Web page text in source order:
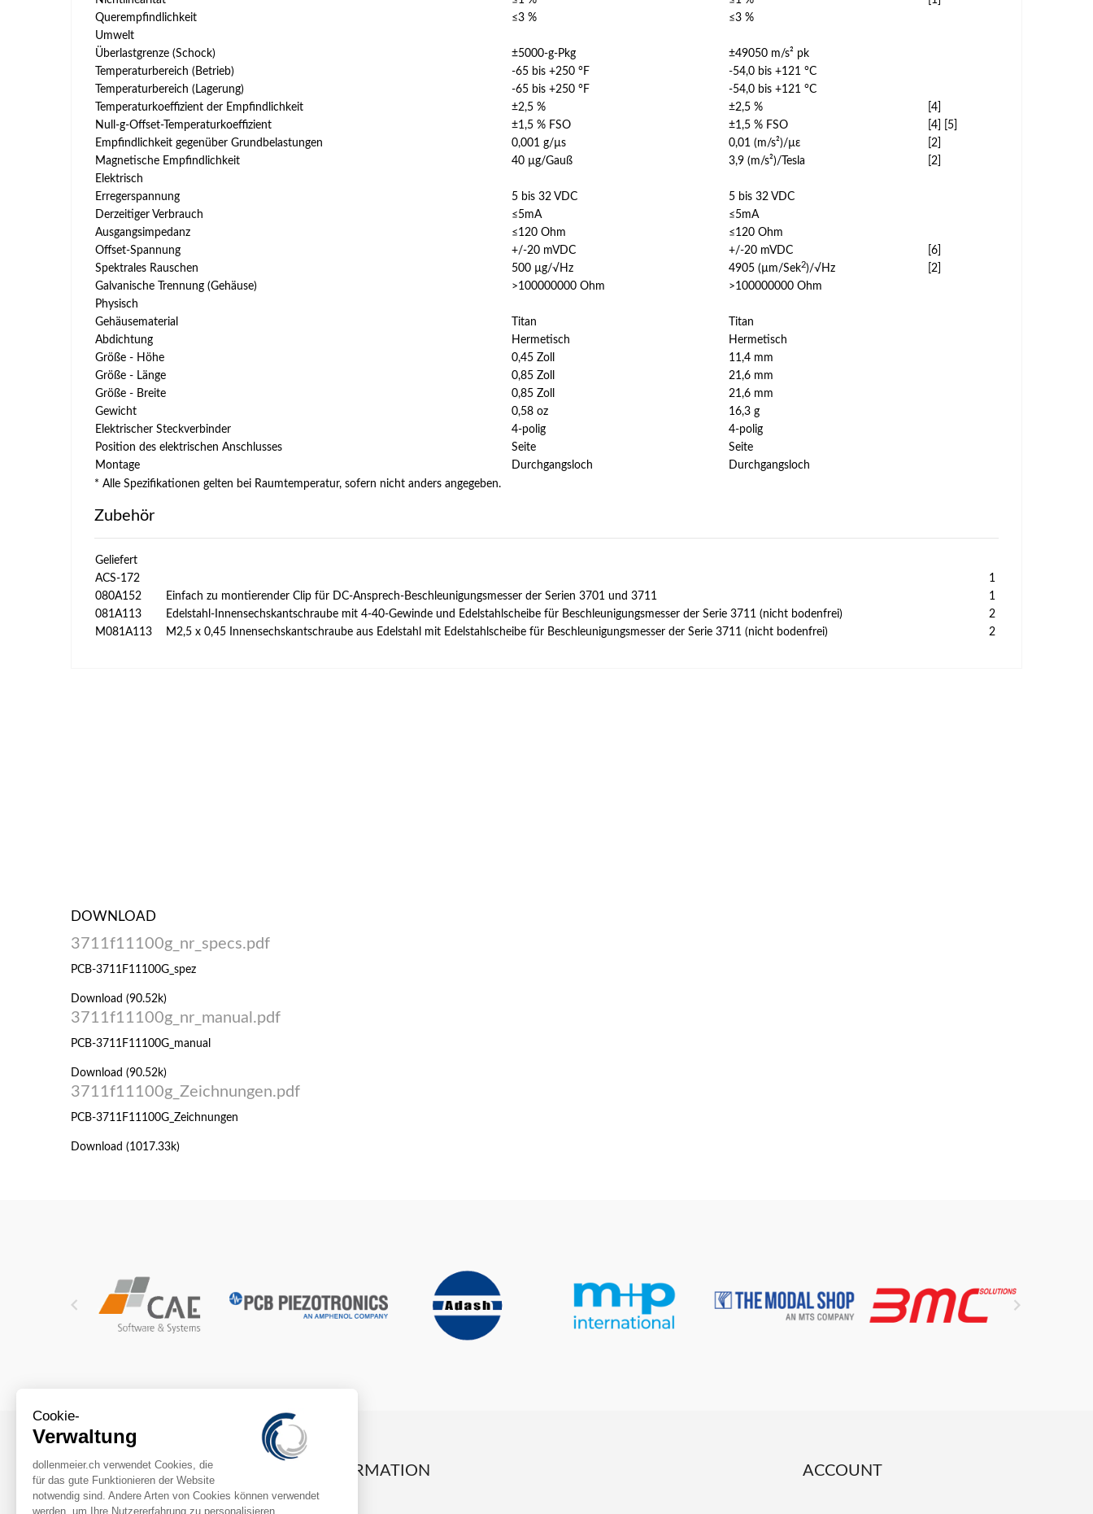
Querempfindlichkeit
≤3 %
≤3 %
Umwelt
Überlastgrenze (Schock)
±5000-g-Pkg
±49050 m/s² pk
Temperaturbereich (Betrieb)
-65 bis +250 °F
-54,0 bis +121 °C
Temperaturbereich (Lagerung)
-65 bis +250 °F
-54,0 bis +121 °C
Temperaturkoeffizient der Empfindlichkeit
±2,5 % ±2,5 %
[4]
Null-g-Offset-Temperaturkoeffizient
±1,5 % FSO ±1,5 % FSO
[4] [5]
Empfindlichkeit gegenüber Grundbelastungen
0,001 g/µs 0,01 (m/s²)/µε
[2]
Magnetische Empfindlichkeit
40 µg/Gauß 3,9 (m/s²)/Tesla
[2]
Elektrisch
Erregerspannung
5 bis 32 VDC
5 bis 32 VDC
Derzeitiger Verbrauch
≤5mA
≤5mA
Ausgangsimpedanz
≤120 Ohm
≤120 Ohm
Offset-Spannung
+/-20 mVDC +/-20 mVDC
[6]
Spektrales Rauschen
500 µg/√Hz 4905 (µm/Sek2)/√Hz
[2]
Galvanische Trennung (Gehäuse)
>100000000 Ohm
>100000000 Ohm
Physisch
Gehäusematerial
Titan
Titan
Abdichtung
Hermetisch
Hermetisch
Größe - Höhe
0,45 Zoll
11,4 mm
Größe - Länge
0,85 Zoll
21,6 mm
Größe - Breite
0,85 Zoll
21,6 mm
Gewicht
0,58 oz
16,3 g
Elektrischer Steckverbinder
4-polig
4-polig
Position des elektrischen Anschlusses
Seite
Seite
Montage
Durchgangsloch
Durchgangsloch
* Alle Spezifikationen gelten bei Raumtemperatur, sofern nicht anders angegeben.
Zubehör
Geliefert
ACS-172
1
080A152
Einfach zu montierender Clip für DC-Ansprech-Beschleunigungsmesser der Serien 3701 und 3711
1
081A113
Edelstahl-Innensechskantschraube mit 4-40-Gewinde und Edelstahlscheibe für Beschleunigungsmesser der Serie 3711 (nicht bodenfrei)
2
M081A113
M2,5 x 0,45 Innensechskantschraube aus Edelstahl mit Edelstahlscheibe für Beschleunigungsmesser der Serie 3711 (nicht bodenfrei) 2
DOWNLOAD
3711f11100g_nr_specs.pdf
PCB-3711F11100G_spez
Download (90.52k)
3711f11100g_nr_manual.pdf
PCB-3711F11100G_manual
Download (90.52k)
3711f11100g_Zeichnungen.pdf
PCB-3711F11100G_Zeichnungen
Download (1017.33k)
 
INFORMATION ACCOUNT